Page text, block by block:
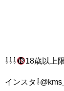
⇩⇩⇩ 18歳以上
インスタ